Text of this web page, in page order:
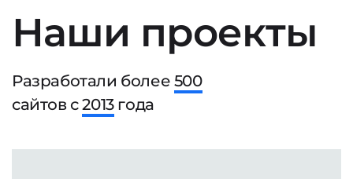
Наши проекты
Разработали более 500
сайтов с2013года